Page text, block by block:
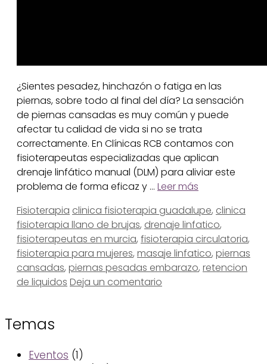
¿Sientes pesadez, hinchazón o fatiga en las
piernas, sobre todo al final del día? La sensación
de piernas cansadas es muy común y puede
afectar tu calidad de vida si no se trata
correctamente. En Clínicas RCB contamos con
fisioterapeutas especializadas que aplican
drenaje linfático manual (DLM) para aliviar este
problema de forma eficaz y … Leer más
Categorías
Fisioterapia Etiquetas
clinica fisioterapia guadalupe, clinica
fisioterapia llano de brujas, drenaje linfatico,
fisioterapeutas en murcia, fisioterapia circulatoria,
fisioterapia para mujeres, masaje linfatico, piernas
cansadas, piernas pesadas embarazo, retencion
de liquidos Deja un comentario
Temas
Eventos (1)